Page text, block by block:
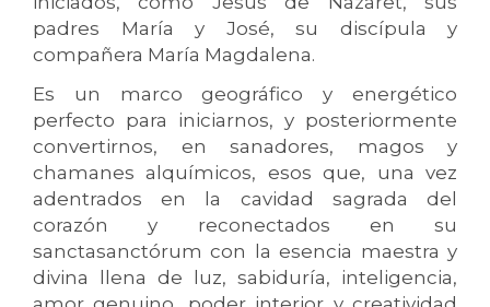
padres María y José, su discípula y
compañera María Magdalena.
Es un marco geográfico y energético
perfecto para iniciarnos, y posteriormente
convertirnos, en sanadores, magos y
chamanes alquímicos, esos que, una vez
adentrados en la cavidad sagrada del
corazón y reconectados en su
sanctasanctórum con la esencia maestra y
divina llena de luz, sabiduría, inteligencia,